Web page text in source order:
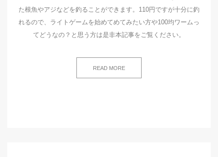
た根魚やアジなどを釣ることができます。110円ですが十分に釣
れるので、ライトゲームを始めてめてみたい方や100均ワームっ
てどうなの？と思う方は是非本記事をご覧ください。
READ MORE